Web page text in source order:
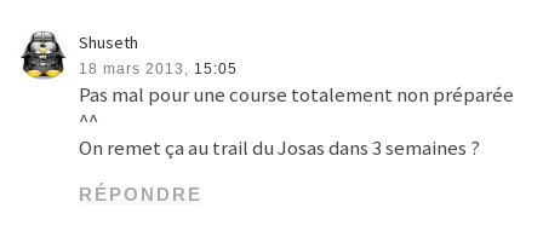
Shuseth
18 mars 2013, 15:05
Pas mal pour une course totalement non préparée
^^
On remet ça au trail du Josas dans 3 semaines ?
RÉPONDRE